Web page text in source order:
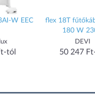
W EEC
tól
flex 18T
180 W
DEVI
50 247